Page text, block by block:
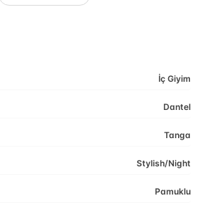
İç Giyim
Dantel
Tanga
Stylish/Night
Pamuklu